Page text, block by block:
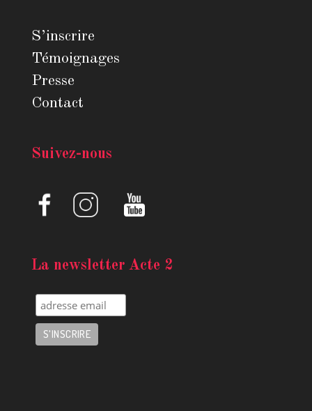
S’inscrire
Témoignages
Presse
Contact
Suivez-nous
La newsletter Acte 2